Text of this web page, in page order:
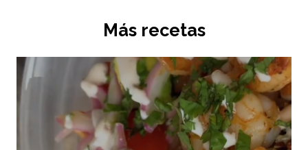
Más recetas